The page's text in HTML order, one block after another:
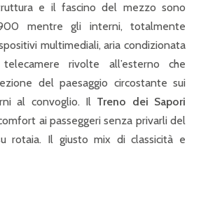
e il fascino del mezzo sono
mentre gli interni, totalmente
multimediali, aria condizionata
rivolte all’esterno che
del paesaggio circostante sui
al convoglio. Il Treno dei Sapori
ai passeggeri senza privarli del
rotaia. Il giusto mix di classicità e